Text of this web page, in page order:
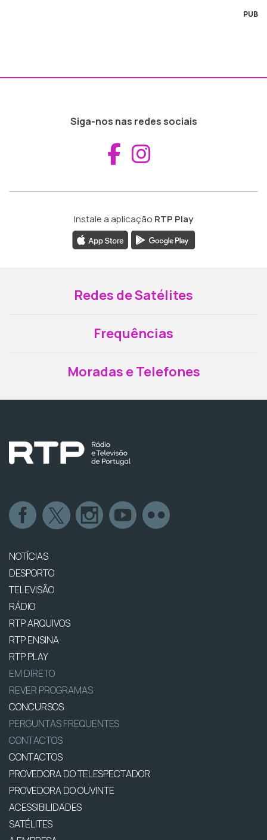
PUB
Siga-nos nas redes sociais
Aceder ao
Instale a aplicação RTP Play
Redes de Satélites
Frequências
Moradas e Telefones
NOTÍCIAS
DESPORTO
TELEVISÃO
RÁDIO
RTP ARQUIVOS
RTP ENSINA
RTP PLAY
EM DIRETO
REVER PROGRAMAS
CONCURSOS
PERGUNTAS FREQUENTES
CONTACTOS
CONTACTOS
PROVEDORA DO TELESPECTADOR
PROVEDORA DO OUVINTE
ACESSIBILIDADES
SATÉLITES